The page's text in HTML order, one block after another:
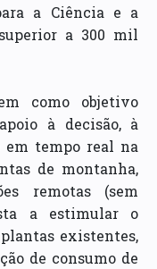
a Ciência e a
a 300 mil
como objetivo
à decisão, à
tempo real na
de montanha,
remotas (sem
a estimular o
existentes,
de consumo de